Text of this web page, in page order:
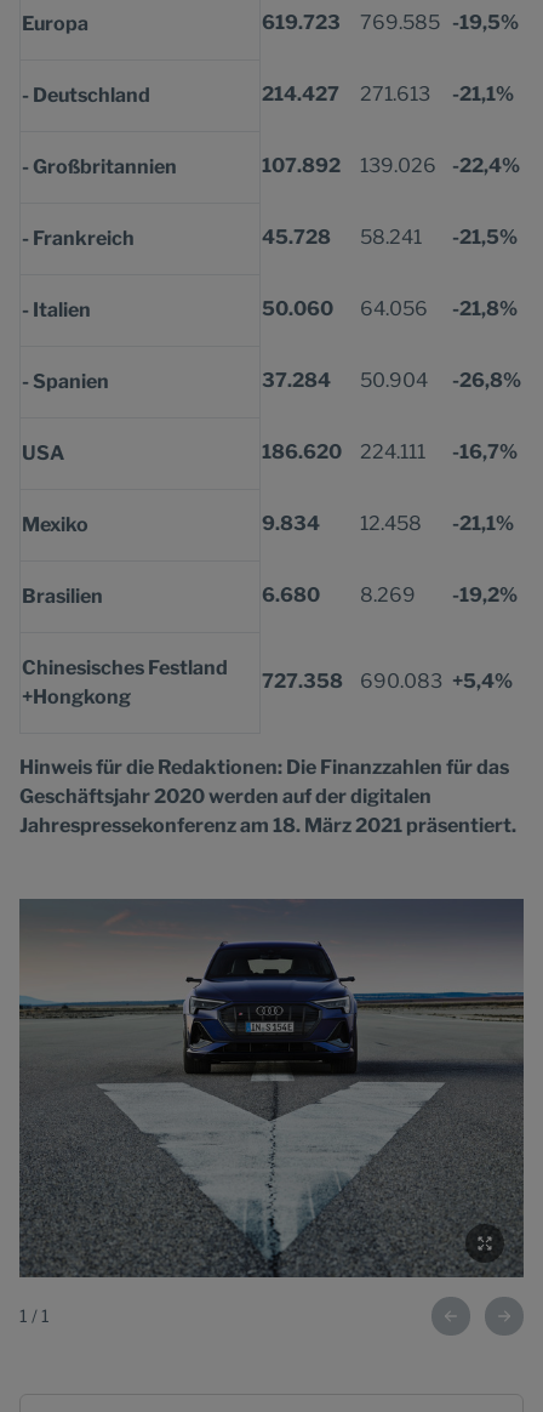
Europa 619.723 769.585 -19,5%
- Deutschland 214.427 271.613 -21,1%
- Großbritannien 107.892 139.026 -22,4%
- Frankreich 45.728 58.241 -21,5%
- Italien 50.060 64.056 -21,8%
- Spanien 37.284 50.904 -26,8%
USA 186.620 224.111 -16,7%
Mexiko 9.834 12.458 -21,1%
Brasilien 6.680 8.269 -19,2%
Chinesisches Festland
+Hongkong
727.358 690.083 +5,4%
Hinweis für die Redaktionen: Die Finanzzahlen für das
Geschäftsjahr 2020 werden auf der digitalen
Jahrespressekonferenz am 18. März 2021 präsentiert.
1 / 1